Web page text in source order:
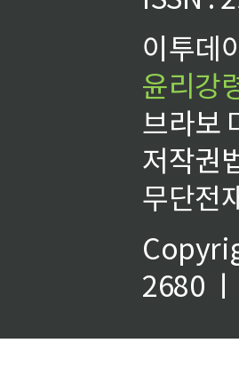
이투데
윤리강
브라보
저작권
무단전
2680